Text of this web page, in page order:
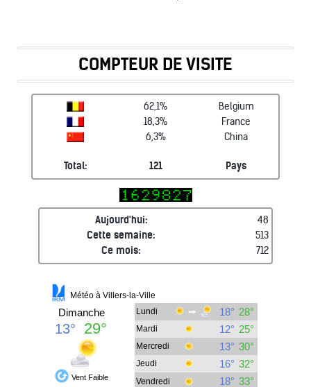
COMPTEUR DE VISITE
62,1%
Belgium
18,3%
France
6,3%
China
Total: 121 Pays
Aujourd'hui:
48
Cette semaine:
513
Ce mois:
712